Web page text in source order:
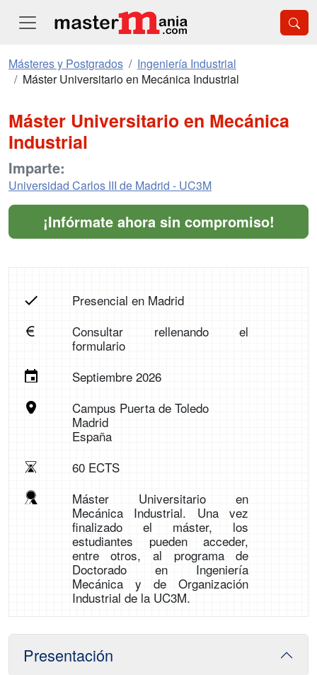
Másteres y Postgrados
Ingeniería Industrial
Máster Universitario en Mecánica Industrial
Máster Universitario en Mecánica
Industrial
Imparte:
Universidad Carlos III de Madrid - UC3M
¡Infórmate ahora sin compromiso!
Presencial en Madrid
Consultar rellenando el
formulario
Septiembre 2026
Campus Puerta de Toledo
Madrid
España
60 ECTS
Máster Universitario en
Mecánica Industrial. Una vez
finalizado el máster, los
estudiantes pueden acceder,
entre otros, al programa de
Doctorado en Ingeniería
Mecánica y de Organización
Industrial de la UC3M.
Presentación